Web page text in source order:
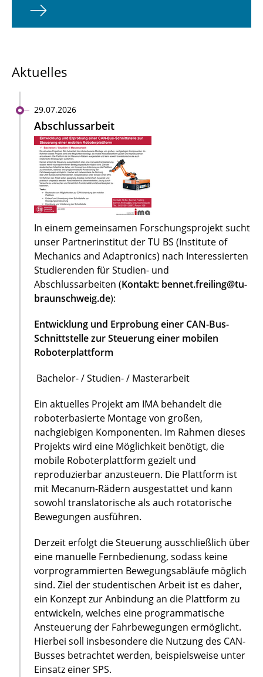
Aktuelles
29.07.2026
Abschlussarbeit
In einem gemeinsamen Forschungsprojekt sucht
unser Partnerinstitut der TU BS (Institute of
Mechanics and Adaptronics) nach Interessierten
Studierenden für Studien- und
Abschlussarbeiten (Kontakt: bennet.freiling@tu-
braunschweig.de):
Entwicklung und Erprobung einer CAN-Bus-
Schnittstelle zur Steuerung einer mobilen
Roboterplattform
Bachelor- / Studien- / Masterarbeit
Ein aktuelles Projekt am IMA behandelt die
roboterbasierte Montage von großen,
nachgiebigen Komponenten. Im Rahmen dieses
Projekts wird eine Möglichkeit benötigt, die
mobile Roboterplattform gezielt und
reproduzierbar anzusteuern. Die Plattform ist
mit Mecanum-Rädern ausgestattet und kann
sowohl translatorische als auch rotatorische
Bewegungen ausführen.
Derzeit erfolgt die Steuerung ausschließlich über
eine manuelle Fernbedienung, sodass keine
vorprogrammierten Bewegungsabläufe möglich
sind. Ziel der studentischen Arbeit ist es daher,
ein Konzept zur Anbindung an die Plattform zu
entwickeln, welches eine programmatische
Ansteuerung der Fahrbewegungen ermöglicht.
Hierbei soll insbesondere die Nutzung des CAN-
Busses betrachtet werden, beispielsweise unter
Einsatz einer SPS.